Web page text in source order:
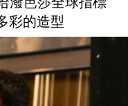
彩的造型